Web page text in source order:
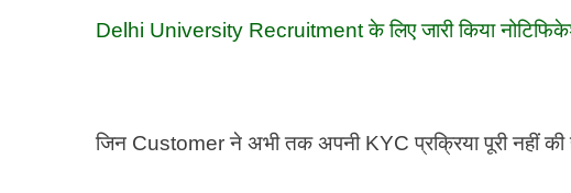
Delhi University Recruitment के लिए जारी किया
जिन Customer ने अभी तक अपनी KYC प्रक्रिया पूरी नहीं की